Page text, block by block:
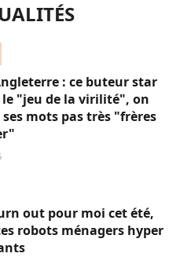
: ce buteur star
le "jeu de la virilité", on
mots pas très "frères
out pour moi cet été,
robots ménagers hyper